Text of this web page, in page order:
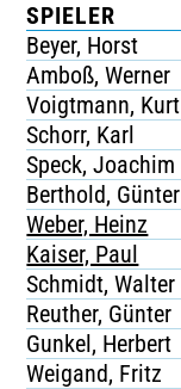
SPIELER
Beyer, Horst
Amboß, Werner
Voigtmann, Kurt
Schorr, Karl
Speck, Joachim
Berthold, Günter
Weber, Heinz
Kaiser, Paul
Schmidt, Walter
Reuther, Günter
Gunkel, Herbert
Weigand, Fritz